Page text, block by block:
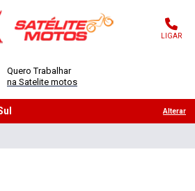
LIGAR
Quero Trabalhar
na Satelite motos
Alterar